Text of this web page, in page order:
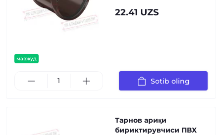
мавжуд
22.41 UZS
Sotib oling
Тарнов ариқи
бириктирувчиси ПВХ